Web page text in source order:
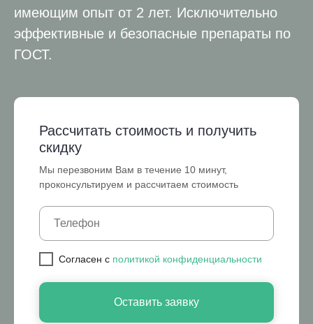
имеющим опыт от 2 лет. Исключительно
эффективные и безопасные препараты по
ГОСТ.
Рассчитать стоимость и получить
скидку
Мы перезвоним Вам в течение 10 минут,
проконсультируем и рассчитаем стоимость
Cогласен с политикой конфиденциальности
Оставить заявку